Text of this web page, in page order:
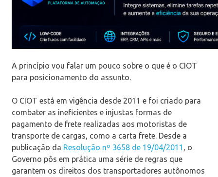
A princípio vou falar um pouco sobre o que é o CIOT
para posicionamento do assunto.
O CIOT está em vigência desde 2011 e foi criado para
combater as ineficientes e injustas formas de
pagamento de frete realizadas aos motoristas de
transporte de cargas, como a carta frete. Desde a
publicação da Resolução nº 3658 de 19/04/2011 , o
Governo pôs em prática uma série de regras que
garantem os direitos dos transportadores autônomos